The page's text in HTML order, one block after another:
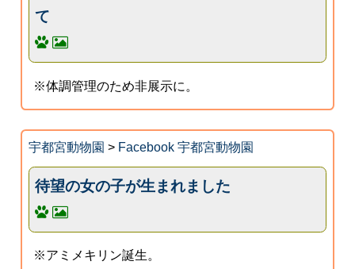
て
※体調管理のため非展示に。
宇都宮動物園 > Facebook 宇都宮動物園
待望の女の子が生まれました
※アミメキリン誕生。